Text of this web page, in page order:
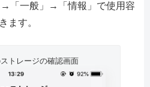
「一般」→「情報」で使用容
ます。
トレージの確認画面